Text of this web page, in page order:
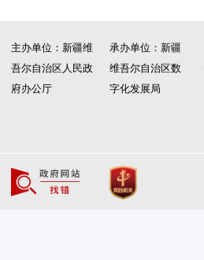
主办单位：新疆维
吾尔自治区人民政
府办公厅
承办单位：新疆
维吾尔自治区数
字化发展局